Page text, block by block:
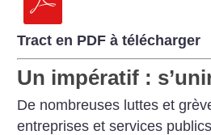
Tract en PDF à télécharger
Un impératif :
De nombreuses luttes et
entreprises et services